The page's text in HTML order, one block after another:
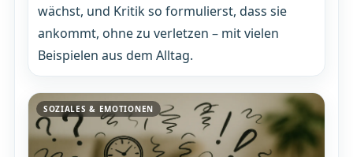
wächst, und Kritik so formulierst, dass sie
ankommt, ohne zu verletzen – mit vielen
Beispielen aus dem Alltag.
SOZIALES & EMOTIONEN